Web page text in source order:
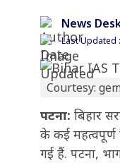
News
Last Updated
Courtesy:
पटना: बिहार
के कई महत्वपूर्ण
गई हैं. पटना,